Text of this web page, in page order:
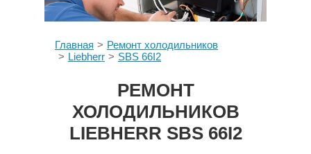
Главная
Ремонт холодильников
Liebherr
SBS 66I2
РЕМОНТ
ХОЛОДИЛЬНИКОВ
LIEBHERR SBS 66I2